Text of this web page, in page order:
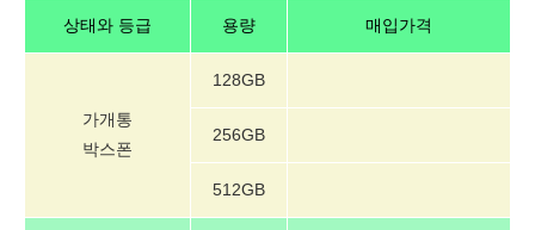
상태와 등급 용량 매입가격
가개통
박스폰
128GB
256GB
512GB